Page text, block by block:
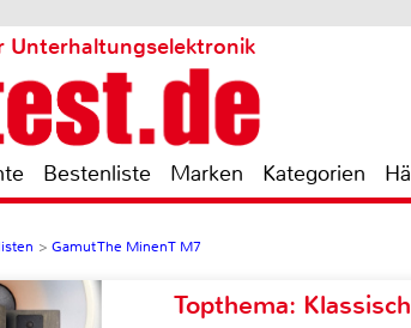
Unterhaltungselektronik
Bestenliste Marken Kategorien
> Gamut The MinenT M7
Topthema: